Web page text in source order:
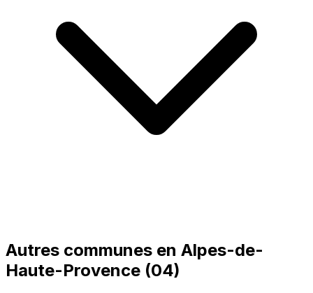
Autres communes en Alpes-de-
Haute-Provence (04)